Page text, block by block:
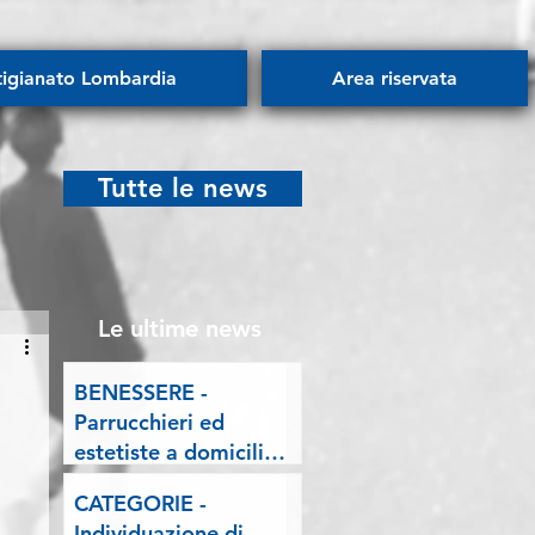
Lombardia Area riservata
Tutte le news
Le ultime news
BENESSERE -
Parrucchieri ed
estetiste a domicilio.
Esposto delle
Associazioni artigiane
CATEGORIE -